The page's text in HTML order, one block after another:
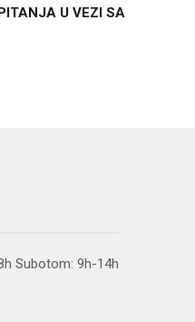
U VEZI SA
Subotom: 9h-14h